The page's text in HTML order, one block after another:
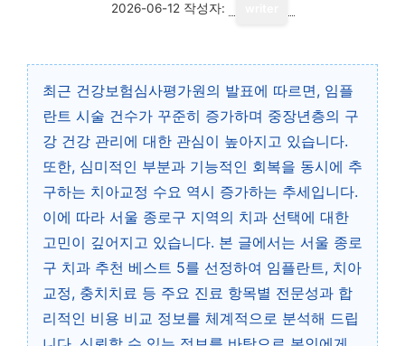
2026-06-12 작성자:
최근 건강보험심사평가원의 발표에 따르면, 임플
란트 시술 건수가 꾸준히 증가하며 중장년층의 구
강 건강 관리에 대한 관심이 높아지고 있습니다.
또한, 심미적인 부분과 기능적인 회복을 동시에 추
구하는 치아교정 수요 역시 증가하는 추세입니다.
이에 따라 서울 종로구 지역의 치과 선택에 대한
고민이 깊어지고 있습니다. 본 글에서는 서울 종로
구 치과 추천 베스트 5를 선정하여 임플란트, 치아
교정, 충치치료 등 주요 진료 항목별 전문성과 합
리적인 비용 비교 정보를 체계적으로 분석해 드립